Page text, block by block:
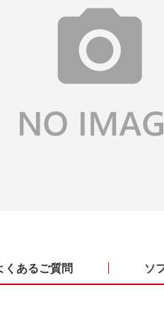
くあるご質問 ソ